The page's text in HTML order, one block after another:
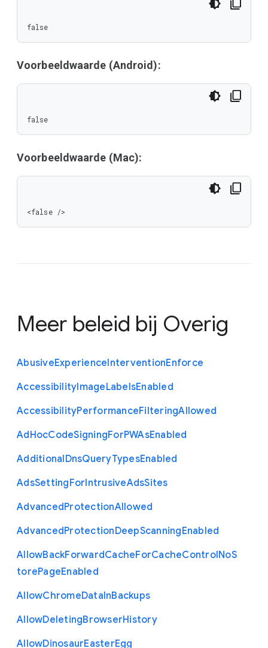
false
Voorbeeldwaarde (Android):
false
Voorbeeldwaarde (Mac):
<false />
Meer beleid bij Overig
AbusiveExperienceInterventionEnforce
AccessibilityImageLabelsEnabled
AccessibilityPerformanceFilteringAllowed
AdHocCodeSigningForPWAsEnabled
AdditionalDnsQueryTypesEnabled
AdsSettingForIntrusiveAdsSites
AdvancedProtectionAllowed
AdvancedProtectionDeepScanningEnabled
AllowBackForwardCacheForCacheControlNoS
torePageEnabled
AllowChromeDataInBackups
AllowDeletingBrowserHistory
AllowDinosaurEasterEgg